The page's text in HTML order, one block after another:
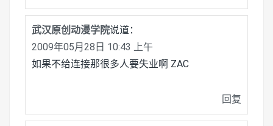
武汉原创动漫学院说道：
2009年05月28日 10:43 上午
如果不给连接那很多人要失业啊 ZAC
回复